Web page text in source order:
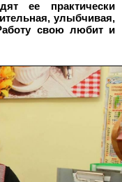
ее практически
улыбчивая,
свою любит и